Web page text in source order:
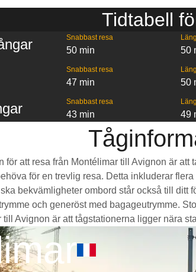
Tidtabell
Snabbast resa
50 min 50
Snabbast resa
47 min 50
Snabbast resa
43 min 49
för att resa från Montélimar till Avignon är
för en trevlig resa. Detta inkluderar
bekvämligheter ombord står också till ditt
och generöst med bagageutrymme.
Avignon är att tågstationerna ligger nära